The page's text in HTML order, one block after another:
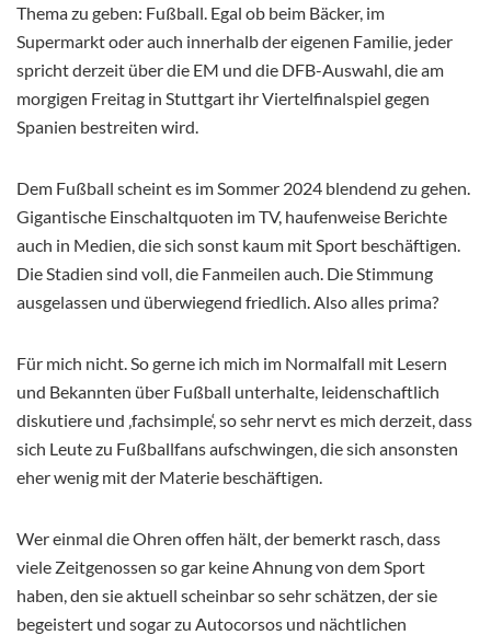
Thema zu geben: Fußball. Egal ob beim Bäcker, im
Supermarkt oder auch innerhalb der eigenen Familie, jeder
spricht derzeit über die EM und die DFB-Auswahl, die am
morgigen Freitag in Stuttgart ihr Viertelfinalspiel gegen
Spanien bestreiten wird.
Dem Fußball scheint es im Sommer 2024 blendend zu gehen.
Gigantische Einschaltquoten im TV, haufenweise Berichte
auch in Medien, die sich sonst kaum mit Sport beschäftigen.
Die Stadien sind voll, die Fanmeilen auch. Die Stimmung
ausgelassen und überwiegend friedlich. Also alles prima?
Für mich nicht. So gerne ich mich im Normalfall mit Lesern
und Bekannten über Fußball unterhalte, leidenschaftlich
diskutiere und ‚fachsimple‘, so sehr nervt es mich derzeit, dass
sich Leute zu Fußballfans aufschwingen, die sich ansonsten
eher wenig mit der Materie beschäftigen.
Wer einmal die Ohren offen hält, der bemerkt rasch, dass
viele Zeitgenossen so gar keine Ahnung von dem Sport
haben, den sie aktuell scheinbar so sehr schätzen, der sie
begeistert und sogar zu Autocorsos und nächtlichen